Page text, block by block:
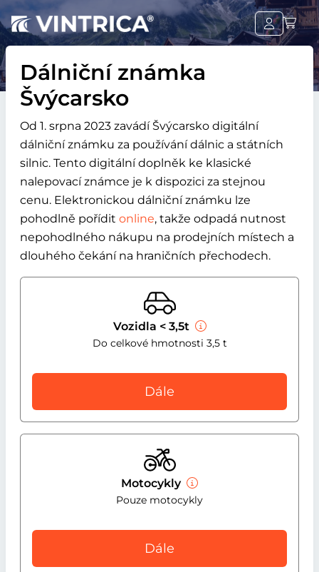
Dálniční známka
Švýcarsko
Od 1. srpna 2023 zavádí Švýcarsko digitální
dálniční známku za používání dálnic a státních
silnic. Tento digitální doplněk ke klasické
nalepovací známce je k dispozici za stejnou
cenu. Elektronickou dálniční známku lze
pohodlně pořídit online, takže odpadá nutnost
nepohodlného nákupu na prodejních místech a
dlouhého čekání na hraničních přechodech.
Vozidla < 3,5t
Do celkové hmotnosti 3,5 t
Dále
Motocykly
Pouze motocykly
Dále